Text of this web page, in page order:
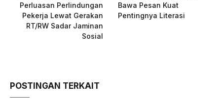
Perluasan Perlindungan
Pekerja Lewat Gerakan
RT/RW Sadar Jaminan
Sosial
Bawa Pesan Kuat
Pentingnya Literasi
POSTINGAN TERKAIT